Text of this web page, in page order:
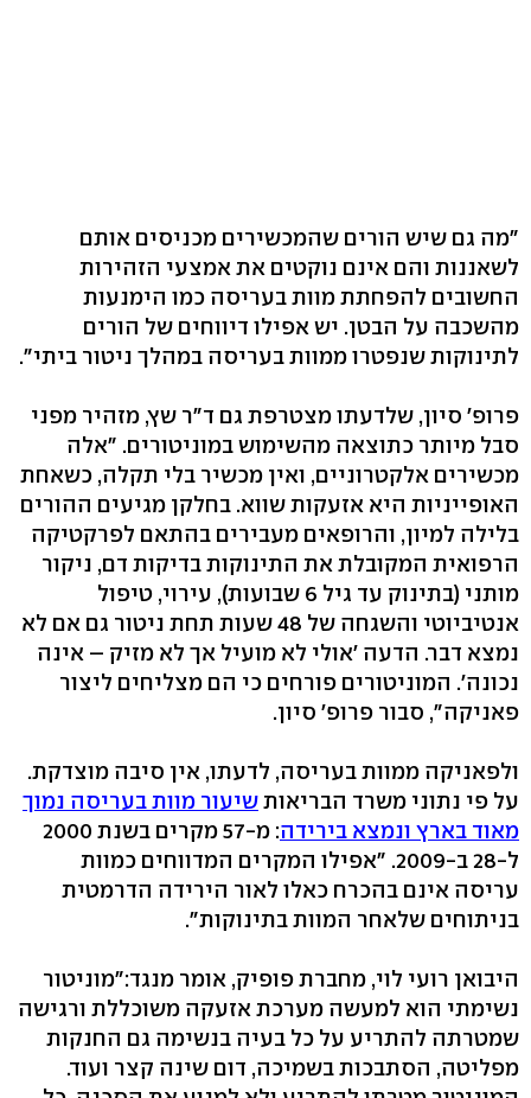
"מה גם שיש הורים שהמכשירים מכניסים אותם
לשאננות והם אינם נוקטים את אמצעי הזהירות
החשובים להפחתת מוות בעריסה כמו הימנעות
מהשכבה על הבטן. יש אפילו דיווחים של הורים
לתינוקות שנפטרו ממוות בעריסה במהלך ניטור ביתי".
פרופ' סיון, שלדעתו מצטרפת גם ד"ר שץ, מזהיר מפני
סבל מיותר כתוצאה מהשימוש במוניטורים. "אלה
מכשירים אלקטרוניים, ואין מכשיר בלי תקלה, כשאחת
האופייניות היא אזעקות שווא. בחלקן מגיעים ההורים
בלילה למיון, והרופאים מעבירים בהתאם לפרקטיקה
הרפואית המקובלת את התינוקות בדיקות דם, ניקור
מותני (בתינוק עד גיל 6 שבועות‭,(‬ עירוי, טיפול
אנטיביוטי והשגחה של 48 שעות תחת ניטור גם אם לא
נמצא דבר. הדעה 'אולי לא מועיל אך לא מזיק – אינה
נכונה‭.'‬ המוניטורים פורחים כי הם מצליחים ליצור
פאניקה‭,"‬ סבור פרופ' סיון.
ולפאניקה ממוות בעריסה, לדעתו, אין סיבה מוצדקת.
על פי נתוני משרד הבריאותשיעור מוות בעריסה נמוך
מאוד בארץ ונמצא בירידה
: מ‭57-‬ מקרים בשנת 2000
ל‭28-‬ ב‭.2009-‬ "אפילו המקרים המדווחים כמוות
עריסה אינם בהכרח כאלו לאור הירידה הדרמטית
בניתוחים שלאחר המוות בתינוקות‭."‬
היבואן רועי לוי, מחברת פופיק, אומר מנגד‭":‬מוניטור
נשימתי הוא למעשה מערכת אזעקה משוכללת ורגישה
שמטרתה להתריע על כל בעיה בנשימה גם החנקות
מפליטה, הסתבכות בשמיכה, דום שינה קצר ועוד.